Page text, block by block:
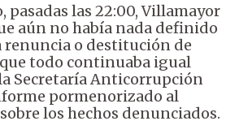
pasadas las 22:00, Villamayor
aún no había nada definido
renuncia o destitución de
todo continuaba igual
Secretaría Anticorrupción
pormenorizado al
los hechos denunciados.